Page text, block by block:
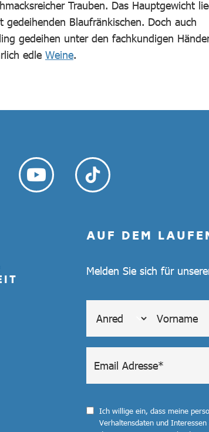
Trauben. Das Hauptgewicht
Blaufränkischen. Doch auch
gedeihen unter den fachkundigen
edle Weine.
AUF DEM
Melden Sie sich für
Ich willige ein, dass meine
Verhaltensdaten und